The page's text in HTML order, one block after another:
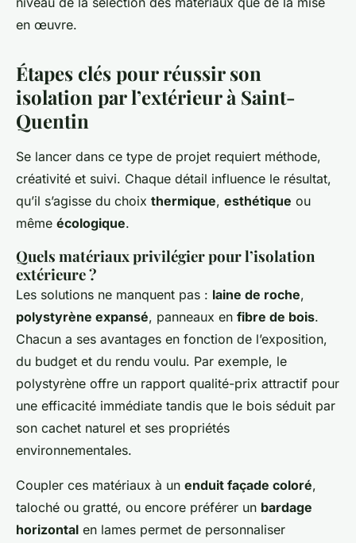
en œuvre.
Étapes clés pour réussir son
isolation par l’extérieur à Saint-
Quentin
Se lancer dans ce type de projet requiert méthode,
créativité et suivi. Chaque détail influence le résultat,
qu’il s’agisse du choix thermique, esthétique ou
même écologique.
Quels matériaux privilégier pour l’isolation
extérieure ?
Les solutions ne manquent pas : laine de roche,
polystyrène expansé, panneaux en fibre de bois.
Chacun a ses avantages en fonction de l’exposition,
du budget et du rendu voulu. Par exemple, le
polystyrène offre un rapport qualité-prix attractif pour
une efficacité immédiate tandis que le bois séduit par
son cachet naturel et ses propriétés
environnementales.
Coupler ces matériaux à un enduit façade coloré,
taloché ou gratté, ou encore préférer un bardage
horizontal en lames permet de personnaliser